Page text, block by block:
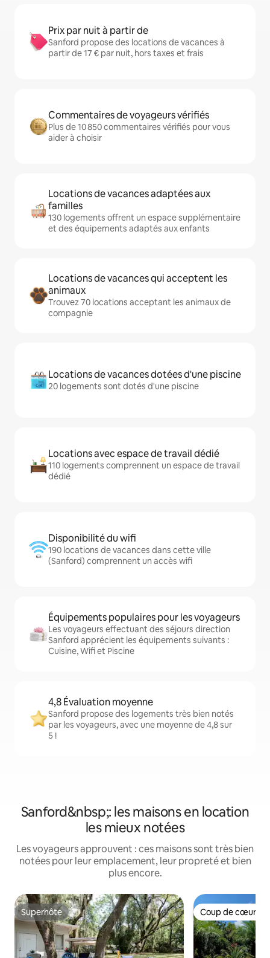
Prix par nuit à partir de
Sanford propose des locations de vacances à
partir de 17 € par nuit, hors taxes et frais
Commentaires de voyageurs vérifiés
Plus de 10 850 commentaires vérifiés pour vous
aider à choisir
Locations de vacances adaptées aux
familles
130 logements offrent un espace supplémentaire
et des équipements adaptés aux enfants
Locations de vacances qui acceptent les
animaux
Trouvez 70 locations acceptant les animaux de
compagnie
Locations de vacances dotées d'une piscine
20 logements sont dotés d'une piscine
Locations avec espace de travail dédié
110 logements comprennent un espace de travail
dédié
Disponibilité du wifi
190 locations de vacances dans cette ville
(Sanford) comprennent un accès wifi
Équipements populaires pour les voyageurs
Les voyageurs effectuant des séjours direction
Sanford apprécient les équipements suivants :
Cuisine, Wifi et Piscine
4,8 Évaluation moyenne
Sanford propose des logements très bien notés
par les voyageurs, avec une moyenne de 4,8 sur
5 !
Sanford&nbsp;: les maisons en location
les mieux notées
Les voyageurs approuvent : ces maisons sont très bien
notées pour leur emplacement, leur propreté et bien
plus encore.
Superhôte
Superhôte Coup de cœur
Coup de cœur